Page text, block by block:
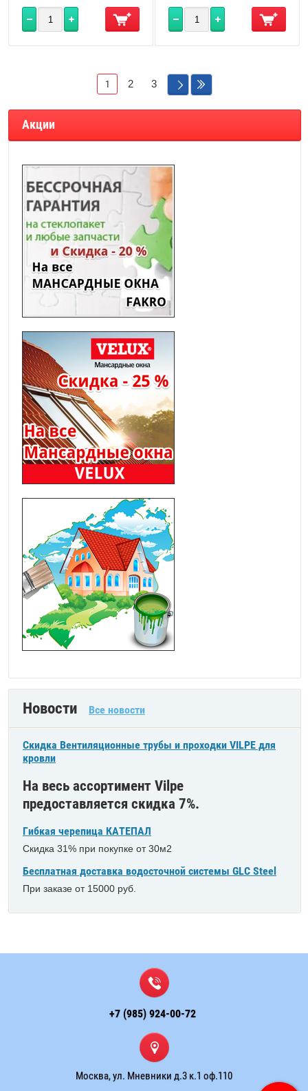
1 2 3
Акции
Новости Все новости
Скидка Вентиляционные трубы и проходки VILPE для
кровли
На весь ассортимент Vilpe
предоставляется скидка 7%.
Гибкая черепица КАТЕПАЛ
Скидка 31% при покупке от 30м2
Бесплатная доставка водосточной системы GLC Steel
При заказе от 15000 руб.
+7 (985) 924-00-72
Москва, ул. Мневники д.3 к.1 оф.110